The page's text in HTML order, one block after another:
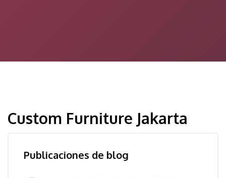
Custom Furniture Jakarta
Publicaciones de blog